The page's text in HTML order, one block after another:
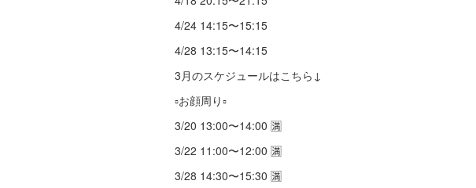
4/24 14:15〜15:15
4/28 13:15〜14:15
3月のスケジュールはこちら↓
▫️お顔周り▫️
3/20 13:00〜14:00 🈵
3/22 11:00〜12:00 🈵
3/28 14:30〜15:30 🈵